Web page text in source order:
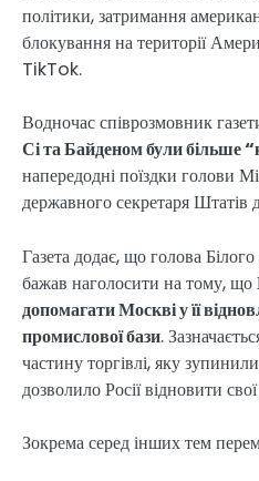
політики, затримання
блокування на території
TikTok.
Водночас співрозмовник
Сі та Байденом були більше
напередодні поїздки голови
державного секретаря
Газета додає, що голова
бажав наголосити на тому, що
допомагати Москві у її
промислової бази.
частину торгівлі, яку
дозволило Росії відновити
Зокрема серед інших тем